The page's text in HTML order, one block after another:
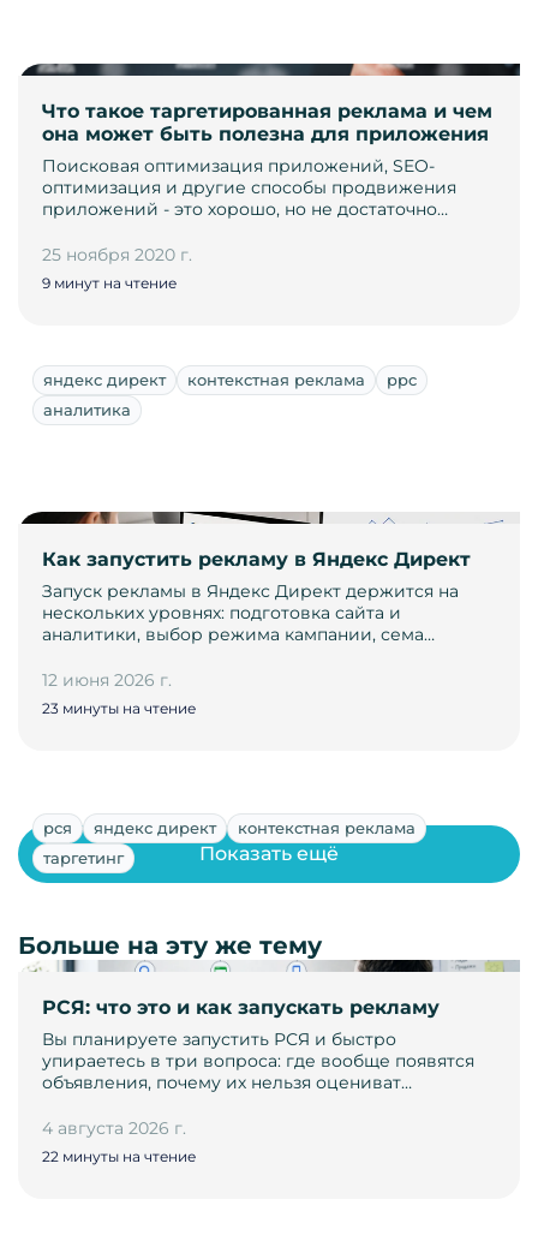
Что такое таргетированная реклама и чем
она может быть полезна для приложения
Поисковая оптимизация приложений, SEO-
оптимизация и другие способы продвижения
приложений - это хорошо, но не достаточно…
25 ноября 2020 г.
9 минут на чтение
яндекс директ контекстная реклама
ppc
аналитика
Как запустить рекламу в Яндекс Директ
Запуск рекламы в Яндекс Директ держится на
нескольких уровнях: подготовка сайта и
аналитики, выбор режима кампании, сема…
12 июня 2026 г.
23 минуты на чтение
рся яндекс директ
контекстная реклама
таргетинг
РСЯ: что это и как запускать рекламу
Вы планируете запустить РСЯ и быстро
упираетесь в три вопроса: где вообще появятся
объявления, почему их нельзя оцениват…
4 августа 2026 г.
22 минуты на чтение
Показать ещё
Больше на эту же тему